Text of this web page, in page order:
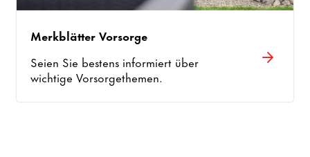
Merkblätter Vorsorge
Seien Sie bestens informiert über
wichtige Vorsorgethemen.